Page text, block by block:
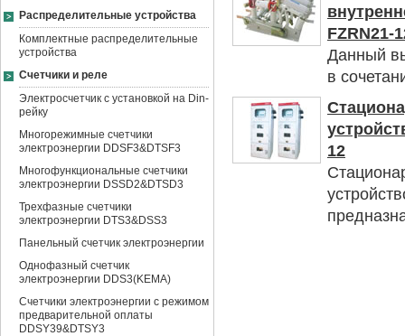
Распределительные устройства
Комплектные распределительные
устройства
Счетчики и реле
Электросчетчик с установкой на Din-
рейку
Многорежимные счетчики
электроэнергии DDSF3&DTSF3
Многофункциональные счетчики
электроэнергии DSSD2&DTSD3
Трехфазные счетчики
электроэнергии DTS3&DSS3
Панельный счетчик электроэнергии
Однофазный счетчик
электроэнергии DDS3(KEMA)
Счетчики электроэнергии с режимом
предварительной оплаты
DDSY39&DTSY3
FZRN21-
Данный
в
12